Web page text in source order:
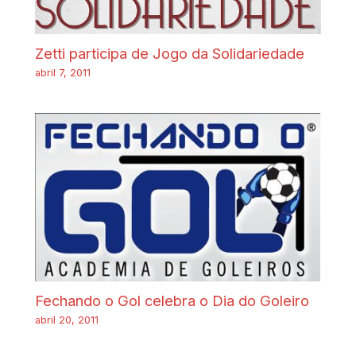
Zetti participa de Jogo da Solidariedade
abril 7, 2011
Fechando o Gol celebra o Dia do Goleiro
abril 20, 2011